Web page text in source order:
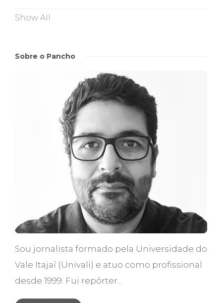
Show All
Sobre o Pancho
Sou jornalista formado pela Universidade do
Vale Itajaí (Univali) e atuo como profissional
desde 1999. Fui repórter...